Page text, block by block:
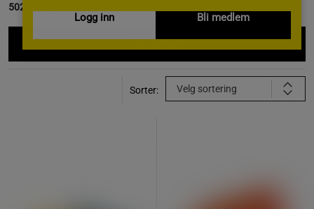
Logg inn
Bli medlem
5021
Filtrer
Sorter: Velg sortering